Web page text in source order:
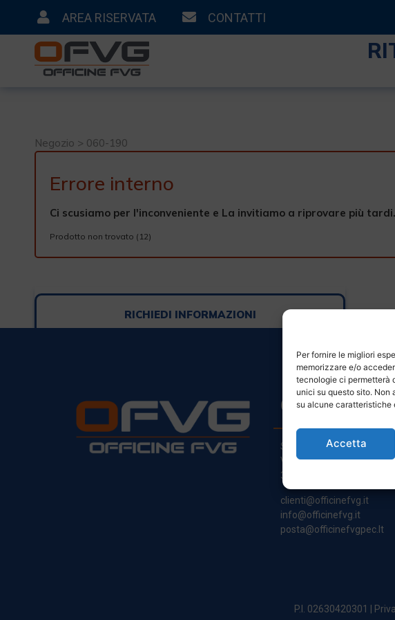
Per fornire le migliori
memorizzare e/o
tecnologie ci permetterà
unici su questo sito.
su alcune caratteristiche
Accetta
AREA RISERVATA CONTATTI
Negozio > 060-190
Errore interno
Ci scusiamo per l'inconveniente e La invitiamo a riprovare più
Prodotto non trovato (12)
RICHIEDI INFORMAZIONI
CONTATTI
Sede Legale:
Via Principe Di Udine 144
33030 Campoformido (Ud)
clienti@officinefvg.it
info@officinefvg.it
posta@officinefvgpec.It
P.I. 02630420301 |